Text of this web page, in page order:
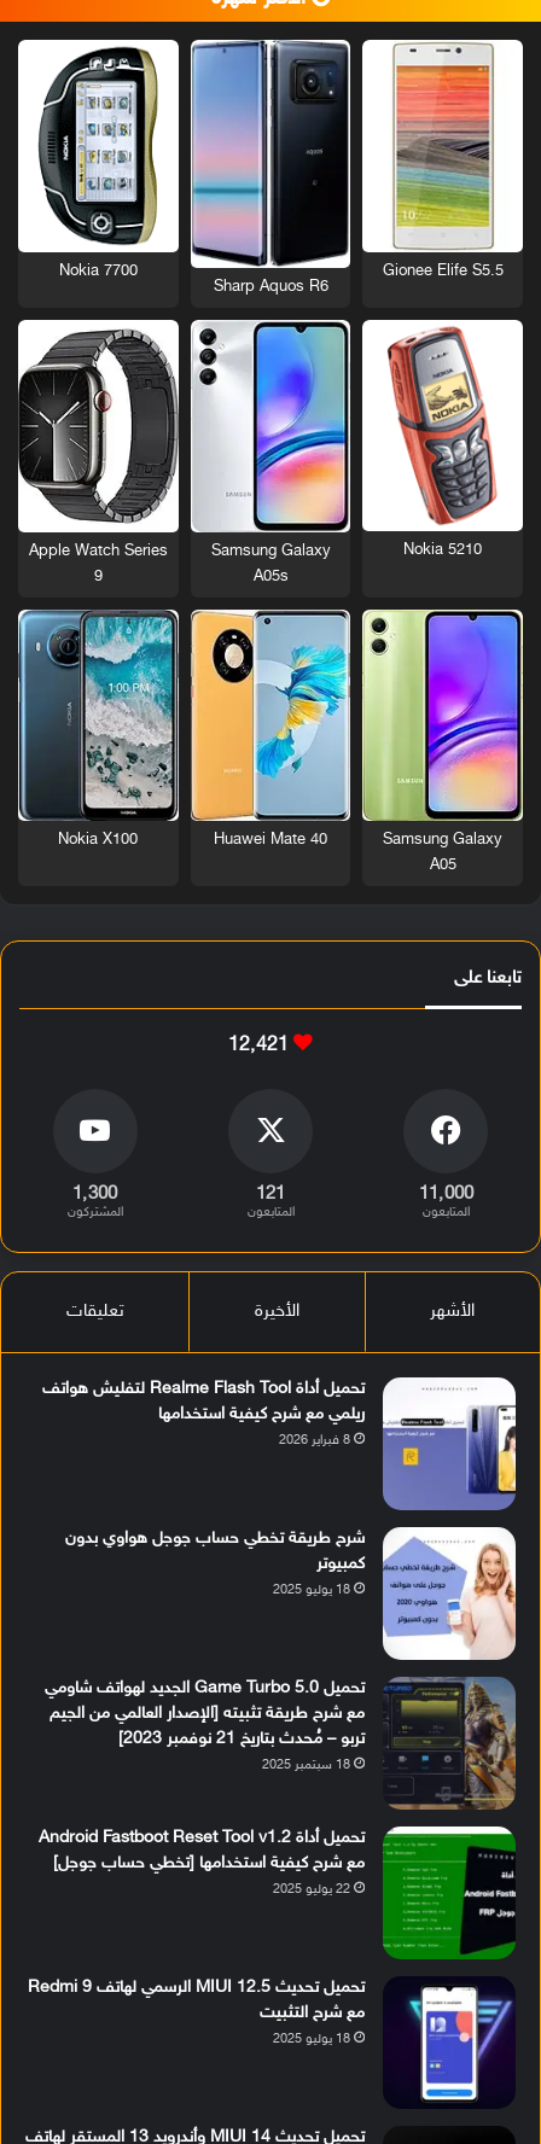
Gionee Elife S5.5
Sharp Aquos R6
Nokia 7700
Nokia 5210
Samsung Galaxy
A05s
Apple Watch Series
9
Samsung Galaxy
A05
Huawei Mate 40
Nokia X100
تابعنا على
12٬421
11٬000
المتابعون
121
المتابعون
1٬300
المشتركون
الأشهر الأخيرة تعليقات
تحميل أداة Realme Flash Tool لتفليش هواتف
ريلمي مع شرح كيفية استخدامها
8 فبراير 2026
شرح طريقة تخطي حساب جوجل هواوي بدون
كمبيوتر
18 يوليو 2025
تحميل Game Turbo 5.0 الجديد لهواتف شاومي
مع شرح طريقة تثبيته [الإصدار العالمي من الجيم
تربو – مُحدث بتاريخ 21 نوفمبر 2023]
18 سبتمبر 2025
تحميل أداة Android Fastboot Reset Tool v1.2
مع شرح كيفية استخدامها [تخطي حساب جوجل]
22 يوليو 2025
تحميل تحديث MIUI 12.5 الرسمي لهاتف Redmi 9
مع شرح التثبيت
18 يوليو 2025
تحميل تحديث MIUI 14 وأندرويد 13 المستقر لهاتف